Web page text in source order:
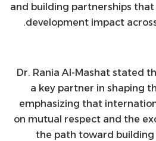
and building partnerships
development impact
Dr. Rania Al-Mashat stated
a key partner in shaping
emphasizing that
on mutual respect and the
the path toward building